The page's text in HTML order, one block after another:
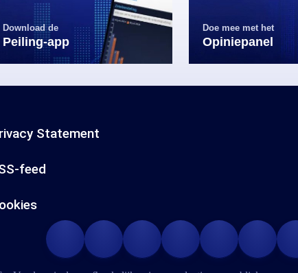
Download de
Peiling-app
Doe mee met het
Opiniepanel
Statement
feed